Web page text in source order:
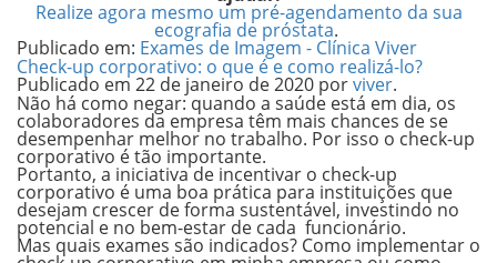
Realize agora mesmo um pré-agendamento da sua
ecografia de próstata.
Publicado em: Exames de Imagem - Clínica Viver
Check-up corporativo: o que é e como realizá-lo?
Publicado em 22 de janeiro de 2020 porviver.
Não há como negar: quando a saúde está em dia, os
colaboradores da empresa têm mais chances de se
desempenhar melhor no trabalho. Por isso o check-up
corporativo é tão importante.
Portanto, a iniciativa de incentivar o check-up
corporativo é uma boa prática para instituições que
desejam crescer de forma sustentável, investindo no
potencial e no bem-estar de cada funcionário.
Mas quais exames são indicados? Como implementar o